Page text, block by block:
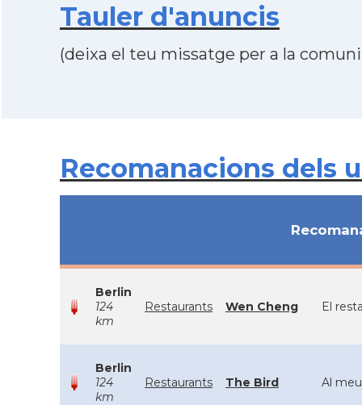
Tauler d'anuncis
(deixa el teu missatge per a la
Recomanacions dels
Berlin
124
km
Restaurants Wen Cheng El
Berlin
124
km
Restaurants The Bird Al